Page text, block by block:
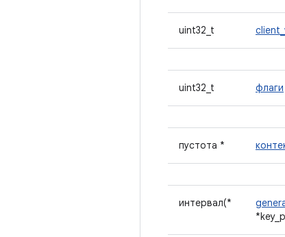
uint32_t
uint32_t флаги
пустота *
интервал(*